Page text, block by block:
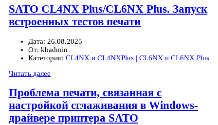
SATO CL4NX Plus/CL6NX Plus. Запуск
встроенных тестов печати
Дата: 26.08.2025
От: kbadmin
Категории: CL4NX и CL4NXPlus | CL6NX и CL6NX Plus
Читать далее
Проблема печати, связанная с
настройкой сглаживания в Windows-
драйвере принтера SATO